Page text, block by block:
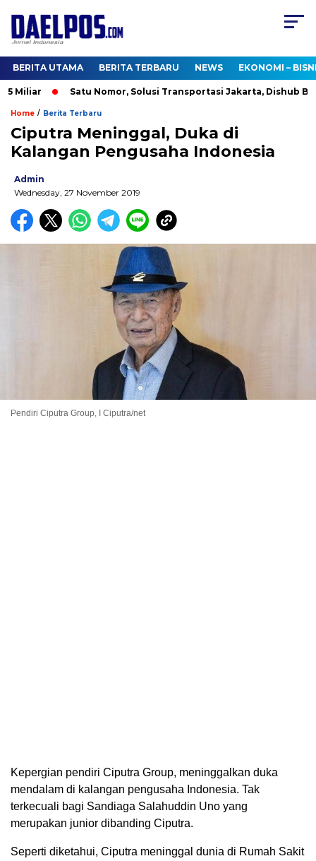
BERITA UTAMA BERITA TERBARU NEWS EKONOMI –
Miliar Satu Nomor, Solusi Transportasi Jakarta, Dishub Buka
Home / Berita Terbaru
Ciputra Meninggal, Duka di
Kalangan Pengusaha Indonesia
Admin
Wednesday, 27 November 2019
Pendiri Ciputra Group, I Ciputra/net
Kepergian pendiri Ciputra Group, meninggalkan duka
mendalam di kalangan pengusaha Indonesia. Tak
terkecuali bagi Sandiaga Salahuddin Uno yang
merupakan junior dibanding Ciputra.
Seperti diketahui, Ciputra meninggal dunia di Rumah Sakit